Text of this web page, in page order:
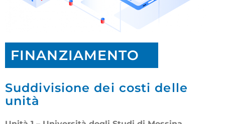
FINANZIAMENTO
Suddivisione dei costi delle
unità